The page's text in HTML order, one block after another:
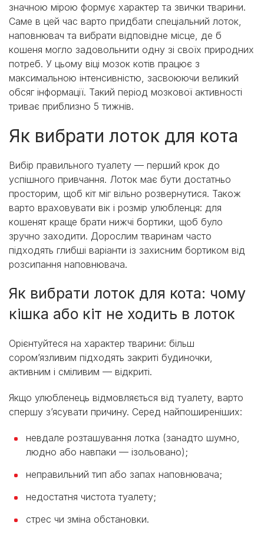
значною мірою формує характер та звички тварини.
Саме в цей час варто придбати спеціальний лоток,
наповнювач та вибрати відповідне місце, де б
кошеня могло задовольнити одну зі своїх природних
потреб. У цьому віці мозок котів працює з
максимальною інтенсивністю, засвоюючи великий
обсяг інформації. Такий період мозкової активності
триває приблизно 5 тижнів.
Як вибрати лоток для кота
Вибір правильного туалету — перший крок до
успішного привчання. Лоток має бути достатньо
просторим, щоб кіт міг вільно розвернутися. Також
варто враховувати вік і розмір улюбленця: для
кошенят краще брати нижчі бортики, щоб було
зручно заходити. Дорослим тваринам часто
підходять глибші варіанти із захисним бортиком від
розсипання наповнювача.
Як вибрати лоток для кота: чому
кішка або кіт не ходить в лоток
Орієнтуйтеся на характер тварини: більш
сором’язливим підходять закриті будиночки,
активним і сміливим — відкриті.
Якщо улюбленець відмовляється від туалету, варто
спершу з’ясувати причину. Серед найпоширеніших:
невдале розташування лотка (занадто шумно,
людно або навпаки — ізольовано);
неправильний тип або запах наповнювача;
недостатня чистота туалету;
стрес чи зміна обстановки.